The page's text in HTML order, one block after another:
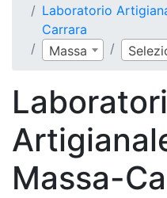
Laboratorio
Carrara
Massa
Massa-